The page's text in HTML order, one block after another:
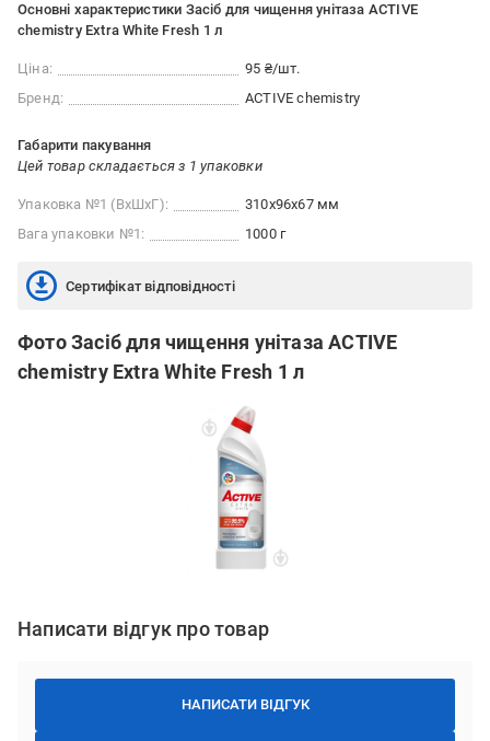
Основні характеристики Засіб для чищення унітаза ACTIVE
chemistry Extra White Fresh 1 л
Ціна:
95 ₴/шт.
Бренд:
ACTIVE chemistry
Габарити пакування
Цей товар складається з 1 упаковки
Упаковка №1 (ВхШхГ):
310x96x67 мм
Вага упаковки №1:
1000 г
Сертифікат відповідності
Фото Засіб для чищення унітаза ACTIVE
chemistry Extra White Fresh 1 л
Написати відгук про товар
НАПИСАТИ ВІДГУК